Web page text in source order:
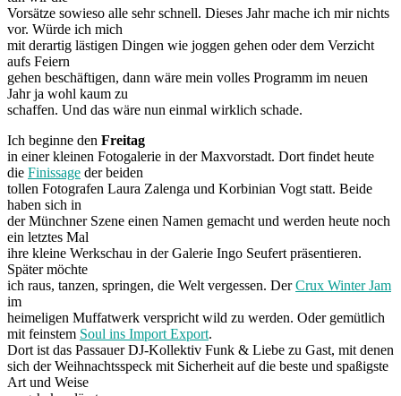
Vorsätze sowieso alle sehr schnell. Dieses Jahr mache ich mir nichts
vor. Würde ich mich
mit derartig lästigen Dingen wie joggen gehen oder dem Verzicht
aufs Feiern
gehen beschäftigen, dann wäre mein volles Programm im neuen
Jahr ja wohl kaum zu
schaffen. Und das wäre nun einmal wirklich schade.
Ich beginne den Freitag
in einer kleinen Fotogalerie in der Maxvorstadt. Dort findet heute
die Finissage der beiden
tollen Fotografen Laura Zalenga und Korbinian Vogt statt. Beide
haben sich in
der Münchner Szene einen Namen gemacht und werden heute noch
ein letztes Mal
ihre kleine Werkschau in der Galerie Ingo Seufert präsentieren.
Später möchte
ich raus, tanzen, springen, die Welt vergessen. DerCrux Winter Jam
im
heimeligen Muffatwerk verspricht wild zu werden. Oder gemütlich
mit feinstem Soul ins Import Export.
Dort ist das Passauer DJ-Kollektiv Funk & Liebe zu Gast, mit denen
sich der Weihnachtsspeck mit Sicherheit auf die beste und spaßigste
Art und Weise